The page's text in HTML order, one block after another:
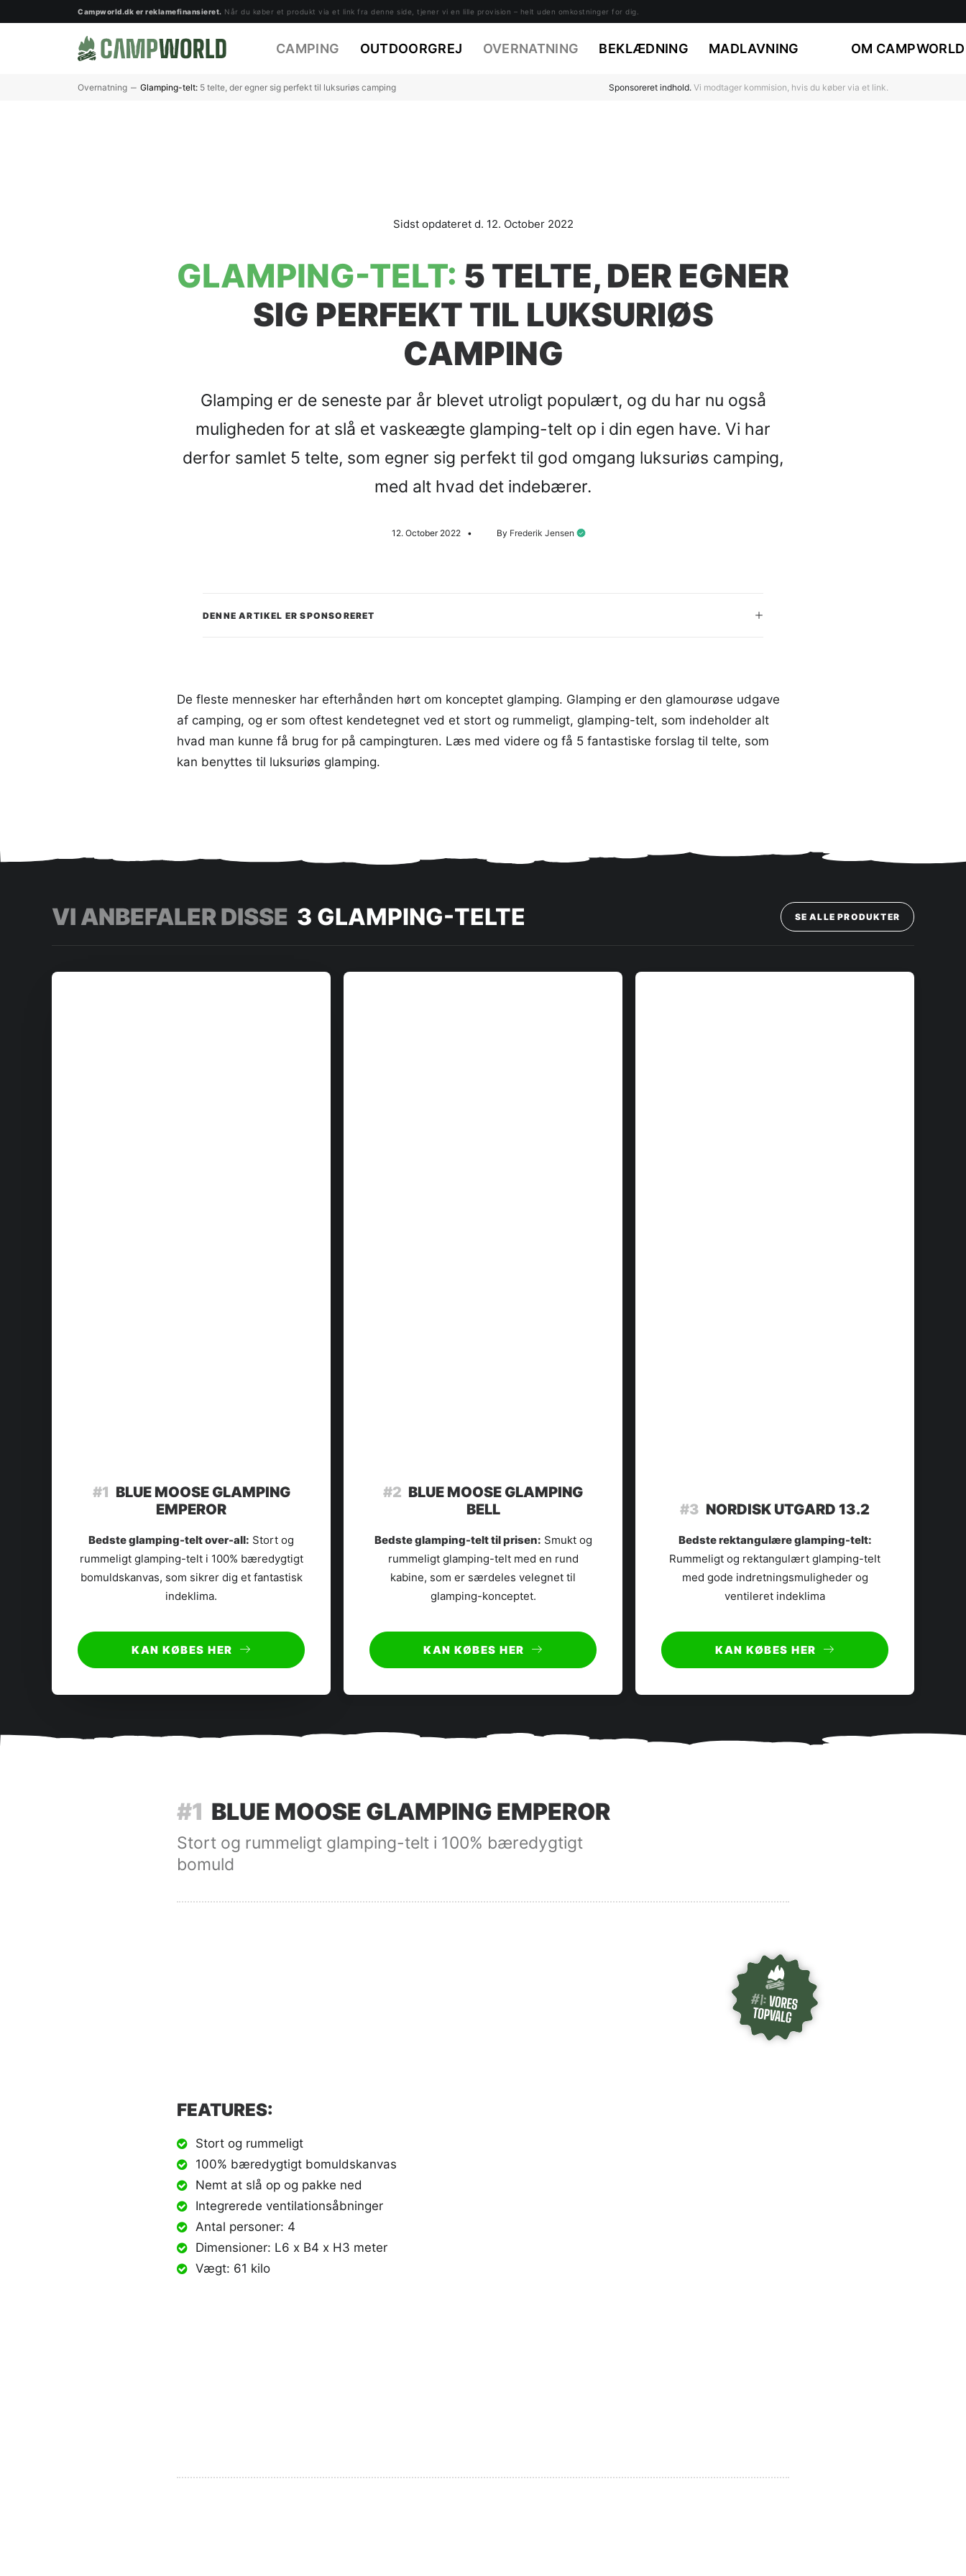
Campworld.dk er reklamefinansieret. Når du køber et produkt via et link fra denne side, tjener vi en lille provision – helt uden omkostninger for dig.
CAMPING OUTDOORGREJ OVERNATNING BEKLÆDNING MADLAVNING OM CAMPWORLD
Overnatning Glamping-telt: 5 telte, der egner sig perfekt til luksuriøs camping Sponsoreret indhold. Vi modtager kommision, hvis du køber via et link.
12. October 2022
GLAMPING-TELT: 5 TELTE, DER EGNER
SIG PERFEKT TIL LUKSURIØS
CAMPING
Glamping er de seneste par år blevet utroligt populært, og du har nu også
muligheden for at slå et vaskeægte glamping-telt op i din egen have. Vi har
derfor samlet 5 telte, som egner sig perfekt til god omgang luksuriøs camping,
med alt hvad det indebærer.
12. October 2022 • By Frederik Jensen
DENNE ARTIKEL ER SPONSORERET
De fleste mennesker har efterhånden hørt om konceptet glamping. Glamping er den glamourøse udgave
af camping, og er som oftest kendetegnet ved et stort og rummeligt, glamping-telt, som indeholder alt
hvad man kunne få brug for på campingturen. Læs med videre og få 5 fantastiske forslag til telte, som
kan benyttes til luksuriøs glamping.
VI ANBEFALER DISSE 3 GLAMPING-TELTE SE ALLE PRODUKTER
#1 BLUE MOOSE GLAMPING
EMPEROR
Bedste glamping-telt over-all: Stort og
rummeligt glamping-telt i 100% bæredygtigt
bomuldskanvas, som sikrer dig et fantastisk
indeklima.
KAN KØBES HER
#2 BLUE MOOSE GLAMPING
BELL
Bedste glamping-telt til prisen: Smukt og
rummeligt glamping-telt med en rund
kabine, som er særdeles velegnet til
glamping-konceptet.
KAN KØBES HER
#3 NORDISK UTGARD 13.2
Bedste rektangulære glamping-telt:
Rummeligt og rektangulært glamping-telt
med gode indretningsmuligheder og
ventileret indeklima
KAN KØBES HER
#1 BLUE MOOSE GLAMPING EMPEROR
Stort og rummeligt glamping-telt i 100% bæredygtigt
bomuld
FEATURES:
Stort og rummeligt
100% bæredygtigt bomuldskanvas
Nemt at slå op og pakke ned
Integrerede ventilationsåbninger
Antal personer: 4
Dimensioner: L6 x B4 x H3 meter
Vægt: 61 kilo